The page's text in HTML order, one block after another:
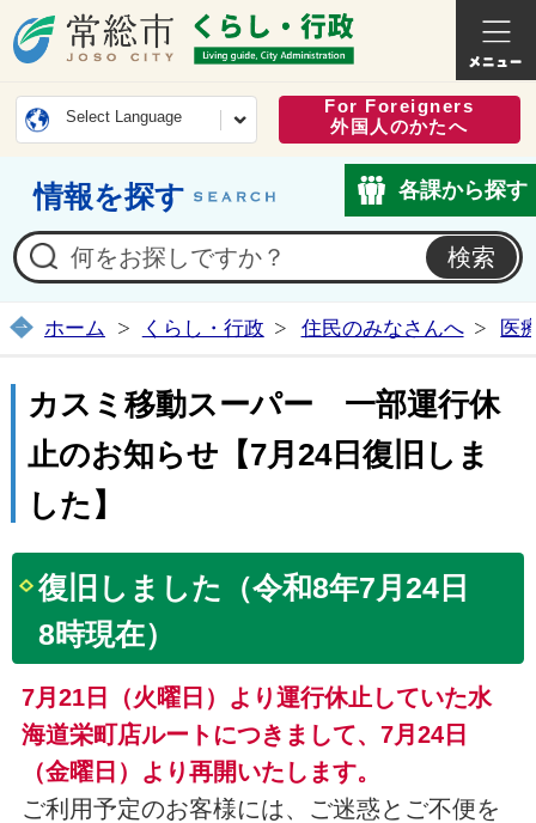
常総市公式ホームページ
くらし
Select Language
For Foreigners
外国人のかたへ
情報を探す 各課から探す
ホーム くらし・行政 住民のみなさんへ 医
カスミ移動スーパー 一部運行休
止のお知らせ【7月24日復旧しま
した】
復旧しました（令和8年7月24日
8時現在）
7月21日（火曜日）より運行休止していた水
海道栄町店ルートにつきまして、7月24日
（金曜日）より再開いたします。
ご利用予定のお客様には、ご迷惑とご不便を